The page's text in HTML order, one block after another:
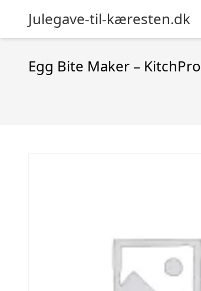
Julegave-til-kæresten.dk
Egg Bite Maker – KitchPro